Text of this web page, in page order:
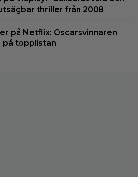
thriller från 2008
på Netflix: Oscarsvinnaren
på topplistan